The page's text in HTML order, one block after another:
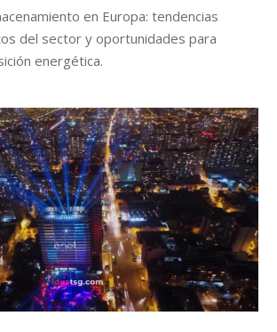
en Europa: tendencias
del sector y oportunidades para
energética.